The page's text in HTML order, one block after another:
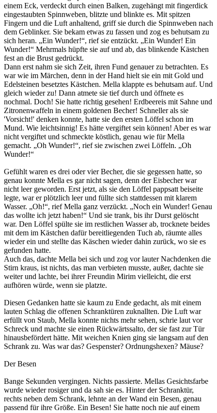
einem Eck, verdeckt durch einen Balken, zugehängt mit fingerdick
eingestaubten Spinnweben, blitzte und blinkte es. Mit spitzen
Fingern und die Luft anhaltend, griff sie durch die Spinnweben nach
dem Geblinker. Sie bekam etwas zu fassen und zog es behutsam zu
sich heran. „Ein Wunder!“, rief sie entzückt. „Ein Wunder! Ein
Wunder!“ Mehrmals hüpfte sie auf und ab, das blinkende Kästchen
fest an die Brust gedrückt.
Dann erst nahm sie sich Zeit, ihren Fund genauer zu betrachten. Es
war wie im Märchen, denn in der Hand hielt sie ein mit Gold und
Edelsteinen besetztes Kästchen. Mella klappte es behutsam auf. Und
gleich wieder zu! Dann atmete sie tief durch und öffnete es
nochmal. Doch! Sie hatte richtig gesehen! Erdbeereis mit Sahne und
Zitronenwaffeln in einem goldenen Becher! Schneller als sie
'Vorsicht!' denken konnte, hatte sie den ersten Löffel schon im
Mund. Wie leichtsinnig! Es hätte vergiftet sein können! Aber es war
nicht vergiftet und schmeckte köstlich, genau wie für Mella
gemacht. „Oh Wunder!“, rief sie zwischen zwei Löffeln. „Oh
Wunder!“
Gefühlt waren es drei oder vier Becher, die sie gegessen hatte, so
genau konnte Mella es gar nicht sagen, denn der Eisbecher war
nicht leer geworden. Erst jetzt, als sie den Löffel pappsatt beiseite
legte, war er plötzlich leer und füllte sich stattdessen mit klarem
Wasser. „Oh!“, rief Mella ganz verzückt. „Noch ein Wunder! Genau
das wollte ich jetzt haben!“ Und sie trank, bis ihr Durst gelöscht
war. Den Löffel spülte sie im restlichen Wasser ab, trocknete beides
mit dem im Kästchen dafür bereitliegenden Tuch ab, räumte alles
wieder ein und stellte das Käschen wieder dahin zurück, wo sie es
gefunden hatte.
Auch das, dachte Mella bei sich und zog vor lauter Nachdenken die
Stirn kraus, ist nichts, das man verbieten musste, außer, dachte sie
weiter und lachte, bei ihrer Freundin Mirim vielleicht, die erst
aufhören würde, wenn sie platzte.
Diesen Gedanken hatte sie kaum zu Ende gedacht, als mit einem
lauten Schlag die offenen Schranktüren zuknallten. Die Luft war
erfüllt von Staub, Mella konnte nichts mehr sehen, schrie laut vor
Schreck und machte sie einen Rückwärtssalto, der sie fast zur Tür
hinausbefördert hätte. Mit weichen Knien ging sie langsam auf den
Schrank zu. Was war das? Gespenster? Ordnungshexen? Mäuse?
Der Besen
Bange Sekunden vergingen. Nichts passierte. Mellas Gesichtsfarbe
wurde wieder rosiger und da sah sie es. Hinter der Schranktür,
rechts neben dem Schrank, lehnte an der Wand ein Besen, genau
passend für ihre Größe. Ein Besen! Sie hatte noch nie auf einem